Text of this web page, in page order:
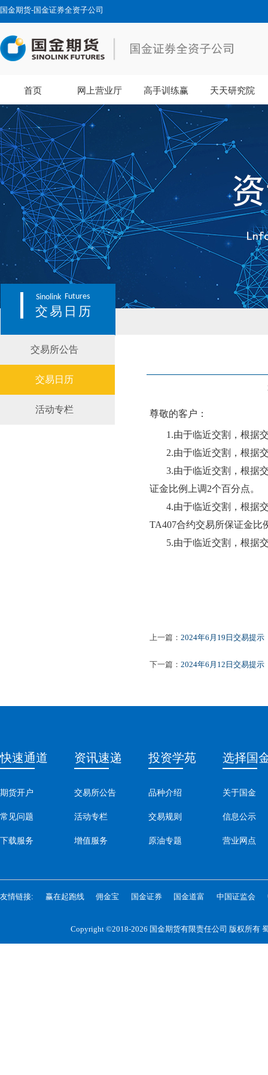
国金期货-国金证券全资子公司
首页 网上营业厅 高手训练赢 天天研究院
Sinolink Futures
交易日历
交易所公告
交易日历
活动专栏 尊敬的客户：
1.由于临近交割，根据
2.由于临近交割，根据
3.由于临近交割，根据
证金比例上调2个百分点。
4.由于临近交割，根据
TA407合约交易所保证金比
5.由于临近交割，根据
上一篇： 2024年6月19日交易提示
下一篇： 2024年6月12日交易提示
快速通道
期货开户
常见问题
下载服务
资讯速递
交易所公告
活动专栏
增值服务
投资学苑
品种介绍
交易规则
原油专题
选择国
关于国金
信息公示
营业网点
友情链接: 赢在起跑线 佣金宝 国金证券 国金道富 中国证监会
Copyright ©2018-2026 国金期货有限责任公司 版权所有